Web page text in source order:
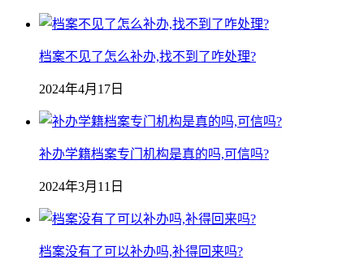
档案不见了怎么补办,找不到了咋处理?
2024年4月17日
补办学籍档案专门机构是真的吗,可信吗?
2024年3月11日
档案没有了可以补办吗,补得回来吗?